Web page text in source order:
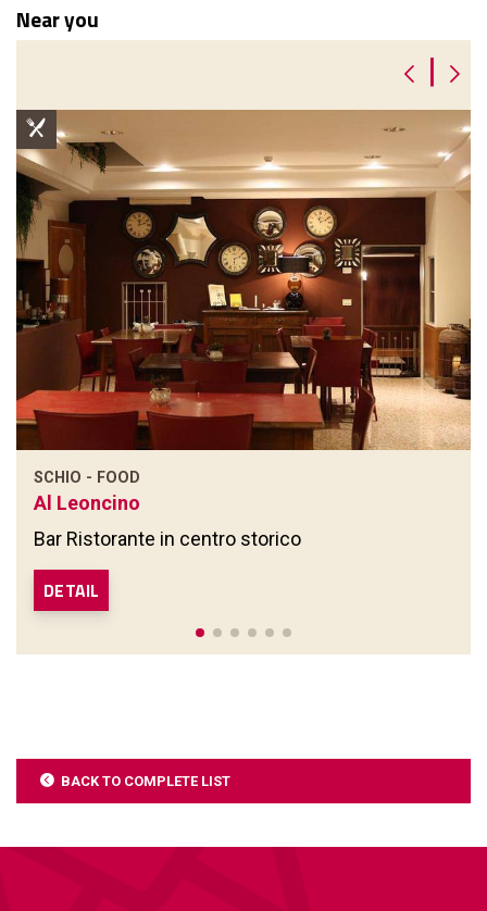
Near you
SCHIO - FOOD
Al Leoncino
Bar Ristorante in centro storico
DETAIL
|
BACK TO COMPLETE LIST